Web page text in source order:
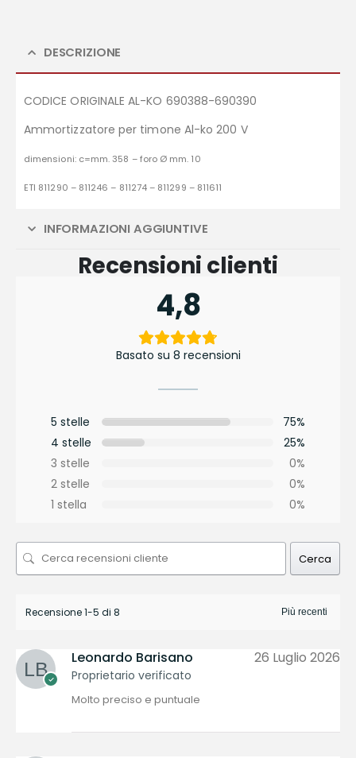
DESCRIZIONE
CODICE ORIGINALE AL-KO 690388-690390
Ammortizzatore per timone Al-ko 200 V
dimensioni: c=mm. 358 –foro Ø mm. 10
ETI 811290 – 811246 – 811274 – 811299 – 811611
INFORMAZIONI AGGIUNTIVE
Recensioni clienti
4,8
Basato su 8 recensioni
5 stelle
75%
4 stelle
25%
3 stelle
0%
2 stelle
0%
1 stella
0%
Cerca
Recensione 1-5 di 8
Leonardo Barisano
Proprietario verificato
26 Luglio 2026
Molto preciso e puntuale